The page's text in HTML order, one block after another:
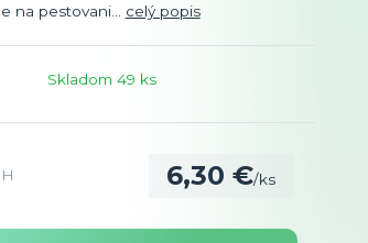
na pestovani... celý popis
Skladom 49 ks
6,30 €/ks